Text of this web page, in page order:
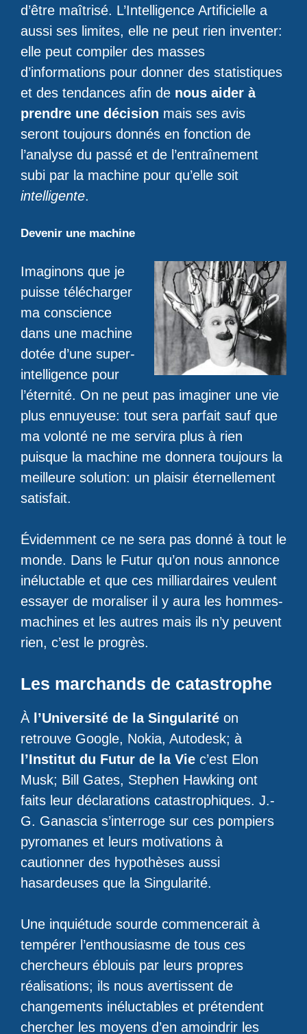
d’être maîtrisé. L’Intelligence Artificielle a
aussi ses limites, elle ne peut rien inventer:
elle peut compiler des masses
d’informations pour donner des statistiques
et des tendances afin de nous aider à
prendre une décision mais ses avis
seront toujours donnés en fonction de
l’analyse du passé et de l’entraînement
subi par la machine pour qu’elle soit
intelligente.
Devenir une machine
Imaginons que je
puisse télécharger
ma conscience
dans une machine
dotée d’une super-
intelligence pour
l’éternité. On ne peut pas imaginer une vie
plus ennuyeuse: tout sera parfait sauf que
ma volonté ne me servira plus à rien
puisque la machine me donnera toujours la
meilleure solution: un plaisir éternellement
satisfait.
Évidemment ce ne sera pas donné à tout le
monde. Dans le Futur qu’on nous annonce
inéluctable et que ces milliardaires veulent
essayer de moraliser il y aura les hommes-
machines et les autres mais ils n’y peuvent
rien, c’est le progrès.
Les marchands de catastrophe
À l’Université de la Singularité on
retrouve Google, Nokia, Autodesk; à
l’Institut du Futur de la Vie c’est Elon
Musk; Bill Gates, Stephen Hawking ont
faits leur déclarations catastrophiques. J.-
G. Ganascia s’interroge sur ces pompiers
pyromanes et leurs motivations à
cautionner des hypothèses aussi
hasardeuses que la Singularité.
Une inquiétude sourde commencerait à
tempérer l’enthousiasme de tous ces
chercheurs éblouis par leurs propres
réalisations; ils nous avertissent de
changements inéluctables et prétendent
chercher les moyens d’en amoindrir les